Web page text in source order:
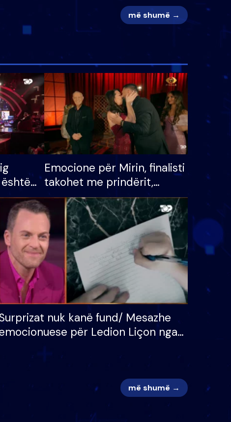
më shumë →
për
Emocione për Mirin, finalisti
takohet me prindërit,
vajzën dhe bashkëshorten:
S’kemi ndonjë letër divorci
apo jo?
nuk kanë fund/ Mesazhe
për Ledion Liçon nga
më shumë →